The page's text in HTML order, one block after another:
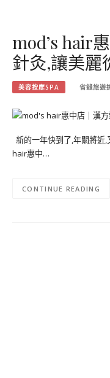
mod’s hair
針灸,讓美麗
美容按摩SPA 省錢旅遊
新的一年快到了,年關將近
hair惠中…
CONTINUE READING